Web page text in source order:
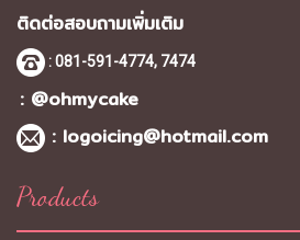
ติดต่อสอบถามเพิ่มเติม
: 081-591-4774, 7474
: @ohmycake
: logoicing@hotmail.com
Products